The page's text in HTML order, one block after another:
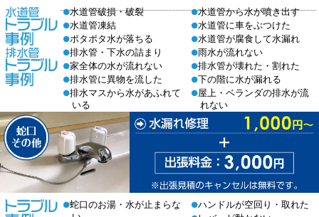
●水道管破損・破裂
●水道管凍結
●ポタポタ水が落ちる
●水道管から水が噴き出す
●水道管に車をぶつけた
●水道管が腐食して水漏れ
●排水管・下水の詰まり
●家全体の水が流れない
●排水管に異物を流した
●排水マスから水があふれて
いる
●雨水が流れない
●排水管が壊れた・割れた
●下の階に水が漏れる
●屋上・ベランダの排水が流
れない
●蛇口のお湯・水が止まらな
●ハンドルが空回り・取れた